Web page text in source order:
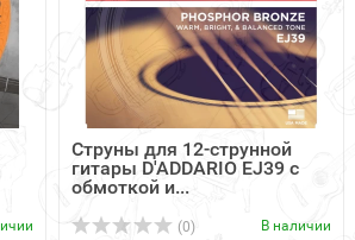
Струны для 12-струнной
гитары D'ADDARIO EJ39 с
обмоткой и...
(0) В наличии